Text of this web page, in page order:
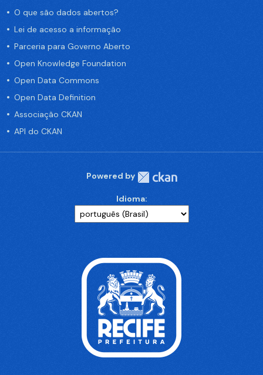
O que são dados abertos?
Lei de acesso a informação
Parceria para Governo Aberto
Open Knowledge Foundation
Open Data Commons
Open Data Definition
Associação CKAN
API do CKAN
Powered by
Idioma